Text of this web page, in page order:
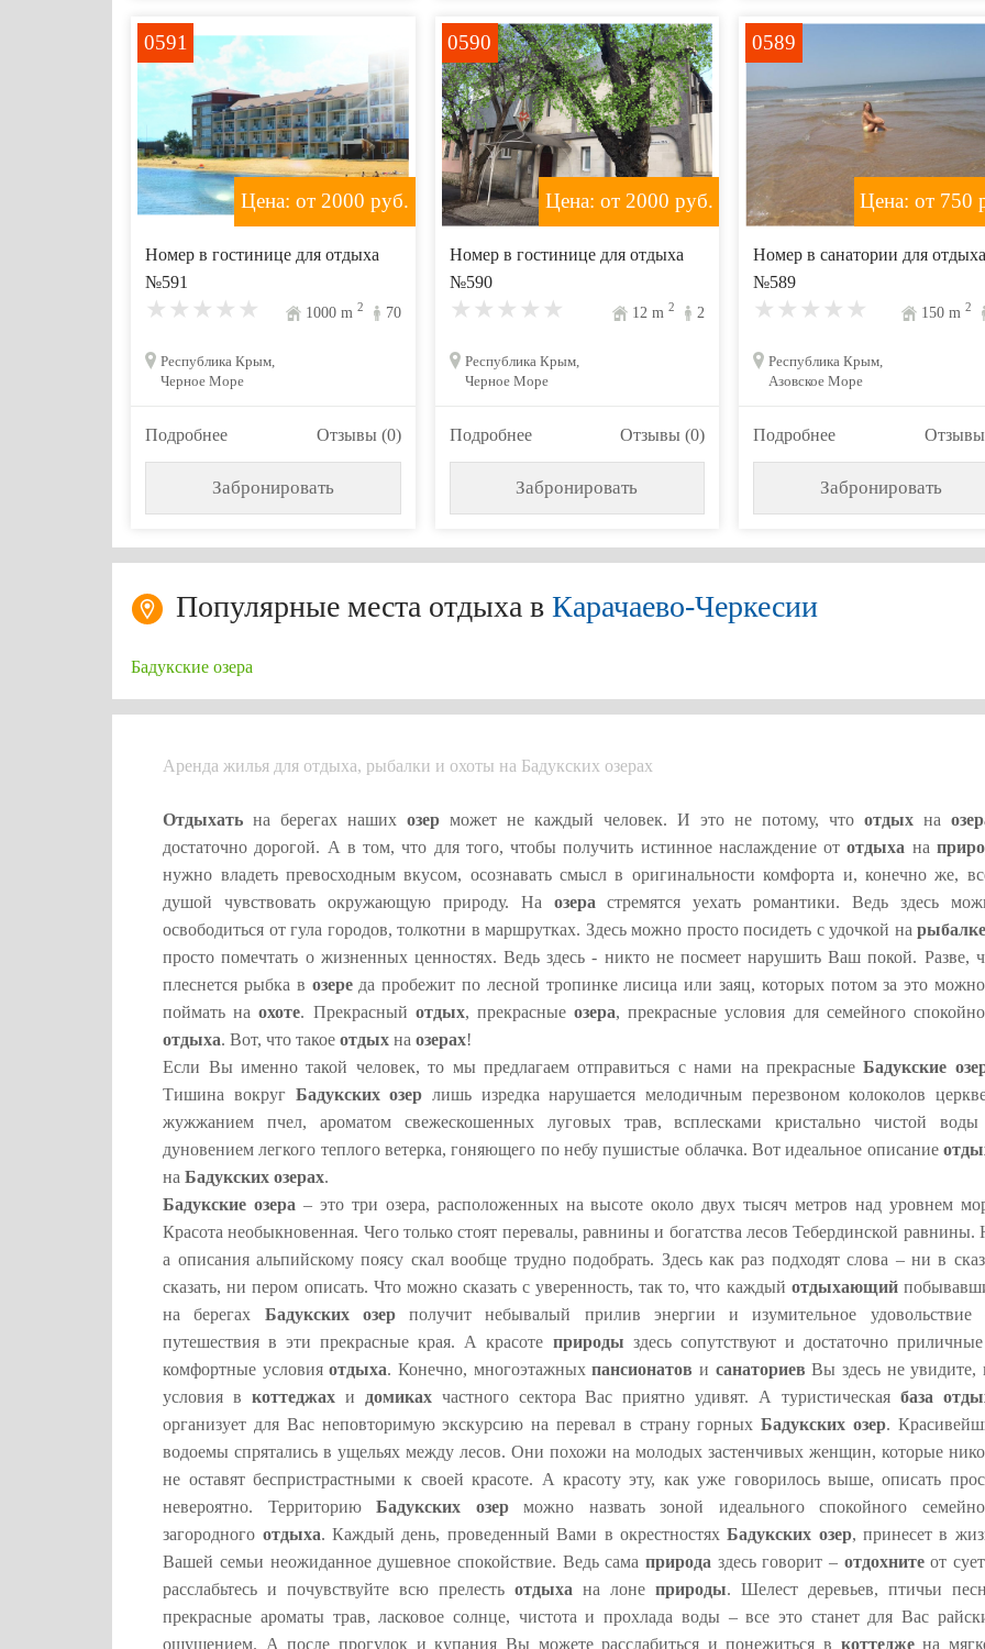
0591
Цена: от 2000 руб.
Номер в гостинице для отдыха
№591
1000m 2 70
Республика Крым,
Черное Море
Подробнее Отзывы (0)
Забронировать
0590
Цена: от 2000 руб.
Номер в гостинице для отдыха
№590
12 m2 2
Республика Крым,
Черное Море
Подробнее Отзывы (0)
Забронировать
0589
Цена: от 750
Номер в санатории для отдыха
№589
150m 2
Республика Крым,
Азовское Море
Подробнее
Забронировать
Популярные места отдыха вКарачаево-Черкесии
Бадукские озера
Аренда жилья для отдыха, рыбалки и охоты на Бадукских озерах
Отдыхать на берегах нашихозер может не каждый человек. И это не потому, что отдыхна
достаточно дорогой. А в том, что для того, чтобы получить истинное наслаждение ототдыха на
нужно владеть превосходным вкусом, осознавать смысл в оригинальности комфорта и, конечно же,
душой чувствовать окружающую природу. На озера стремятся уехать романтики. Ведь здесь
освободиться от гула городов, толкотни в маршрутках. Здесь можно просто посидеть с удочкой нарыбалке
просто помечтать о жизненных ценностях. Ведь здесь - никто не посмеет нарушить Ваш покой. Разве,
плеснется рыбка в озереда пробежит по лесной тропинке лисица или заяц, которых потом за это
поймать наохоте. Прекрасный отдых, прекрасныеозера, прекрасные условия для семейного
отдыха. Вот, что такоеотдых наозерах!
Если Вы именно такой человек, то мы предлагаем отправиться с нами на прекрасныеБадукские
Тишина вокруг Бадукских озер лишь изредка нарушается мелодичным перезвоном колоколов
жужжанием пчел, ароматом свежескошенных луговых трав, всплесками кристально чистой
дуновением легкого теплого ветерка, гоняющего по небу пушистые облачка. Вот идеальное описание
наБадукских озерах.
Бадукские озера – это три озера, расположенных на высоте около двух тысяч метров над уровнем
Красота необыкновенная. Чего только стоят перевалы, равнины и богатства лесов Тебердинской равнины.
а описания альпийскому поясу скал вообще трудно подобрать. Здесь как раз подходят слова – ни в
сказать, ни пером описать. Что можно сказать с уверенность, так то, что каждый отдыхающий
на берегах Бадукских озерполучит небывалый прилив энергии и изумительное удовольствие
путешествия в эти прекрасные края. А красоте природы здесь сопутствуют и достаточно
комфортные условияотдыха. Конечно, многоэтажныхпансионатов и санаториев Вы здесь не увидите,
условия в коттеджахи домикахчастного сектора Вас приятно удивят. А туристическая база
организует для Вас неповторимую экскурсию на перевал в страну горныхБадукских озер.
водоемы спрятались в ущельях между лесов. Они похожи на молодых застенчивых женщин, которые
не оставят беспристрастными к своей красоте. А красоту эту, как уже говорилось выше, описать
невероятно. ТерриториюБадукских озерможно назвать зоной идеального спокойного
загородного отдыха. Каждый день, проведенный Вами в окрестностяхБадукских озер, принесет в
Вашей семьи неожиданное душевное спокойствие. Ведь сама природа здесь говорит – отдохнитеот
расслабьтесь и почувствуйте всю прелестьотдыха на лоне природы. Шелест деревьев, птичьи
прекрасные ароматы трав, ласковое солнце, чистота и прохлада воды – все это станет для Вас
ощущением. А после прогулок и купания Вы можете расслабиться и понежиться в коттеджена